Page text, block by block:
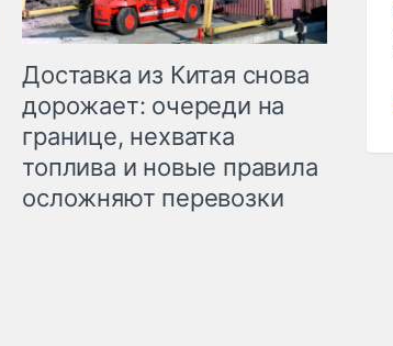
Доставка из Китая снова
дорожает: очереди на
границе, нехватка
топлива и новые правила
осложняют перевозки